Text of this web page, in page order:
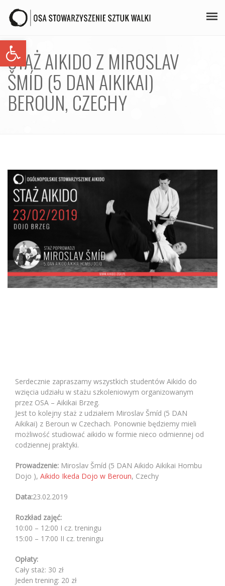
Open toolbar
STAŻE
GALERIA
STAŻ AIKIDO Z MIROSLAV
ŠMÍD (5 DAN AIKIKAI)
BEROUN, CZECHY
Serdecznie zapraszamy wszystkich studentów Aikido do
wzięcia udziału w stażu szkoleniowym organizowanym
przez OSA – Aikikai Brzeg.
Jest to kolejny staż z udziałem Miroslav Šmíd (5 DAN
Aikikai) z Beroun w Czechach. Ponownie będziemy mieli
możliwość studiować aikido w formie nieco odmiennej od
codziennej praktyki.
Prowadzenie: Miroslav Šmíd (5 DAN Aikido Aikikai Hombu
Dojo ), Aikido Ikeda Dojo w Beroun, Czechy
Data:23.02.2019
Rozkład zajęć:
10:00 – 12:00 I cz. treningu
15:00 – 17:00 II cz. treningu
Opłaty:
Cały staż: 30 zł
Jeden trening: 20 zł